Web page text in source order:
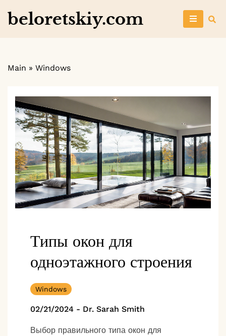
beloretskiy.com
Main » Windows
Типы окон для
одноэтажного строения
Windows
02/21/2024 - Dr. Sarah Smith
Выбор правильного типа окон для